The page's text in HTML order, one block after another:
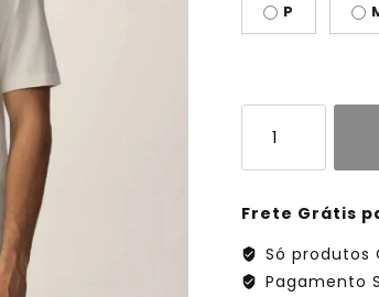
P
Frete Grátis
Só produtos
Pagamento